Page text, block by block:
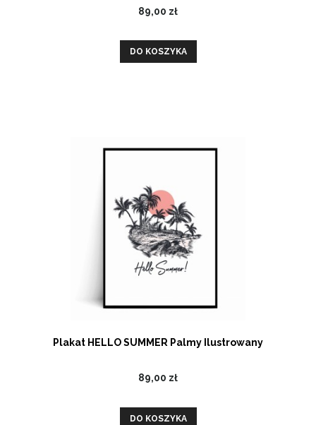
89,00 zł
DO KOSZYKA
Plakat HELLO SUMMER Palmy Ilustrowany
89,00 zł
DO KOSZYKA